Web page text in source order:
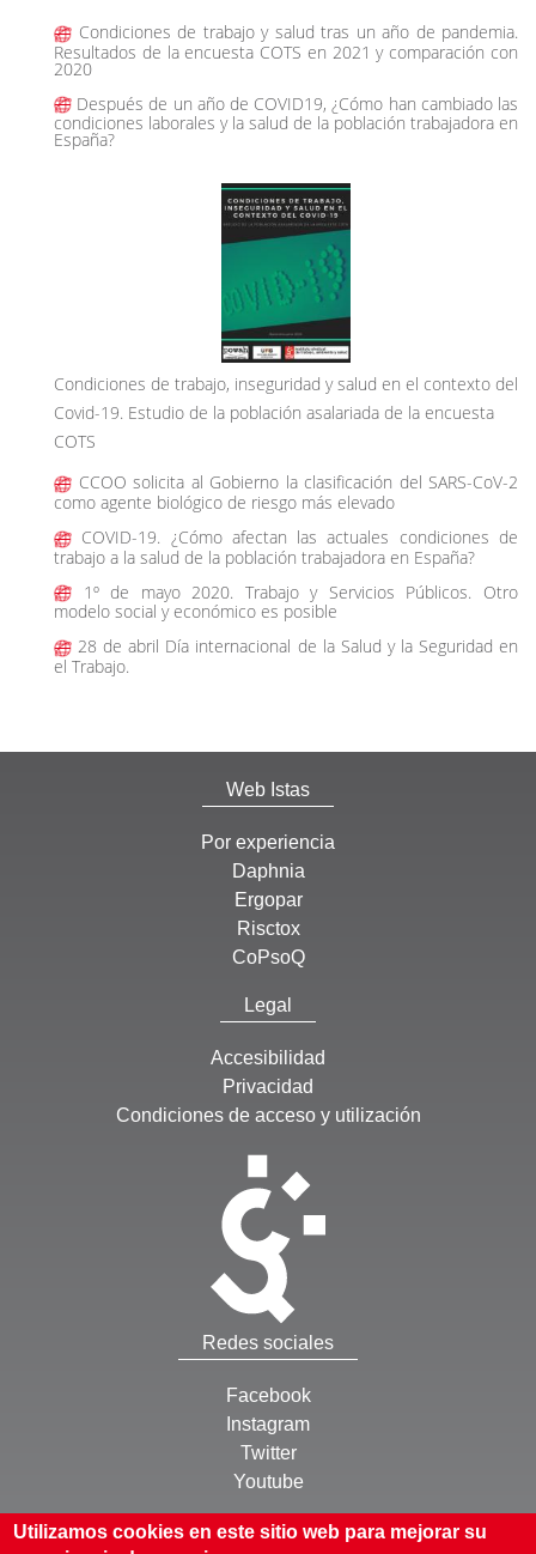
Condiciones de trabajo y salud tras un año de pandemia.
Resultados de la encuesta COTS en 2021 y comparación con
2020
Después de un año de COVID19, ¿Cómo han cambiado las
condiciones laborales y la salud de la población trabajadora en
España?
Condiciones de trabajo, inseguridad y salud en el contexto del
Covid-19. Estudio de la población asalariada de la encuesta
COTS
CCOO solicita al Gobierno la clasificación del SARS-CoV-2
como agente biológico de riesgo más elevado
COVID-19. ¿Cómo afectan las actuales condiciones de
trabajo a la salud de la población trabajadora en España?
1º de mayo 2020. Trabajo y Servicios Públicos. Otro
modelo social y económico es posible
28 de abril Día internacional de la Salud y la Seguridad en
el Trabajo.
Web Istas
Por experiencia
Daphnia
Ergopar
Risctox
CoPsoQ
Legal
Accesibilidad
Privacidad
Condiciones de acceso y utilización
Redes sociales
Facebook
Instagram
Twitter
Youtube
Otros
Utilizamos cookies en este sitio web para mejorar su